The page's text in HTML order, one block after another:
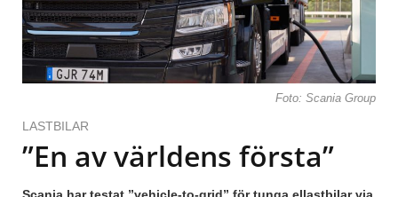
Foto: Scania Group
LASTBILAR
”En av världens första”